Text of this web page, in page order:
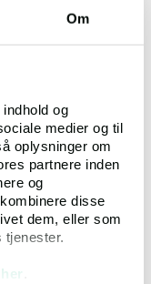
Om
og
medier og til
oplysninger om
partnere inden
og
disse
dem, eller som
tjenester.
her
99 68 66 00